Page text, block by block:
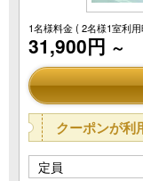
1名様料金( 2名様1室利
31,900円 ～
クーポンが利
定員